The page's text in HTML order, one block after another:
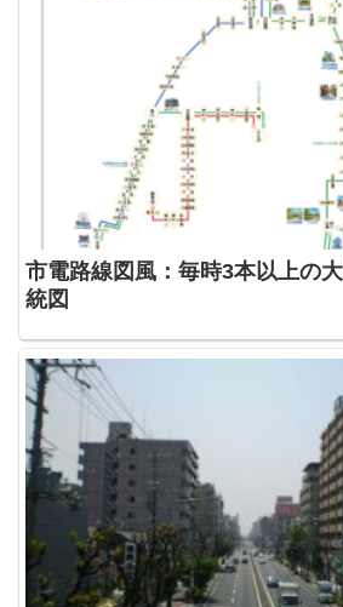
市電路線図風：毎時3本以上の
統図